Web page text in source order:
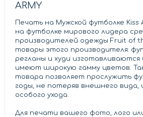
ARMY
Печать на Мужской футболке Kiss
на футболке мирового лидера
производителей одежды Fruit of
товары этого производителя:
регланы и худи изготавливаются
имеют широкую гамму цветов.
товара позволяет прослужить
годы, не потеряв внешнего
особого ухода.
Для печати вашего фото, лого